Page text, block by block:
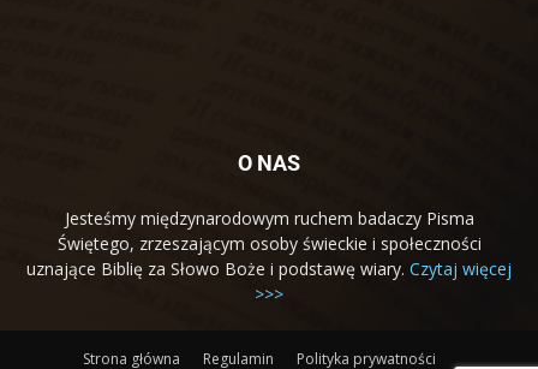
O NAS
Jesteśmy międzynarodowym ruchem badaczy Pisma
Świętego, zrzeszającym osoby świeckie i społeczności
uznające Biblię za Słowo Boże i podstawę wiary. Czytaj więcej
>>>
Strona główna Regulamin Polityka prywatności